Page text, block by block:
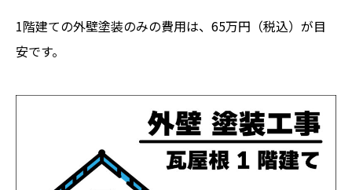
1階建ての外壁塗装のみの費用は、65万円（税込）が目
安です。